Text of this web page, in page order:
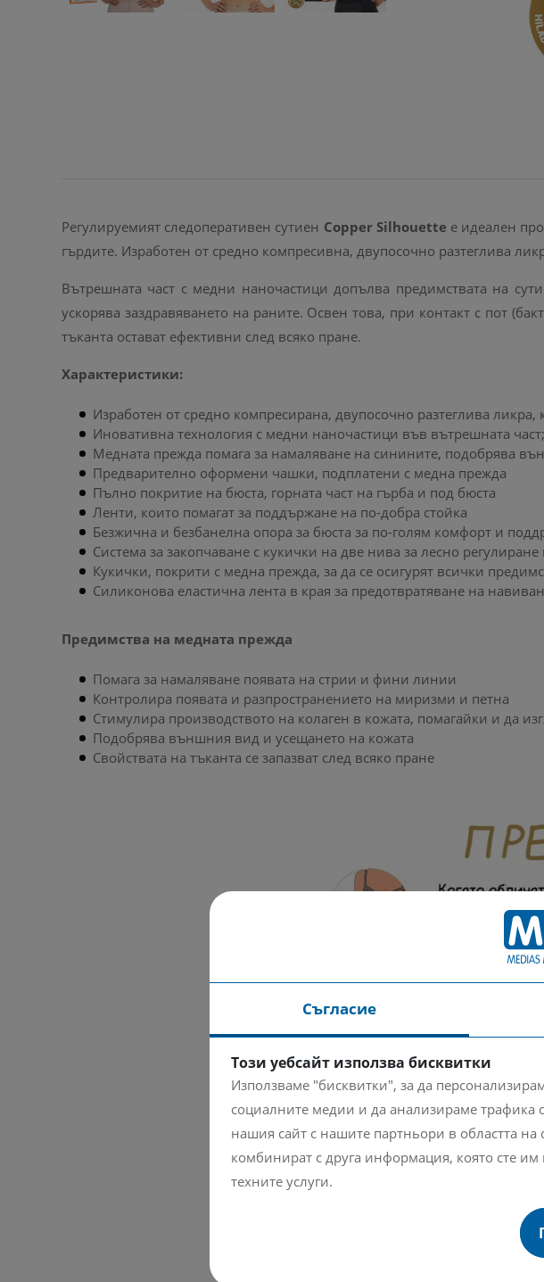
Регулируемият следоперативен сутиен Copper Silhouette е идеален
гърдите. Изработен от средно компресивна, двупосочно разтеглива
Вътрешната част с медни наночастици допълва предимствата на
ускорява заздравяването на раните. Освен това, при контакт с пот
тъканта остават ефективни след всяко пране.
Характеристики:
Изработен от средно компресирана, двупосочно разтеглива
Иновативна технология с медни наночастици във вътрешната
Медната прежда помага за намаляване на синините, подобрява
Предварително оформени чашки, подплатени с медна прежда
Пълно покритие на бюста, горната част на гърба и под бюста
Ленти, които помагат за поддържане на по-добра стойка
Безжична и безбанелна опора за бюста за по-голям комфорт и
Система за закопчаване с кукички на две нива за лесно регулиране
Кукички, покрити с медна прежда, за да се осигурят всички
Силиконова еластична лента в края за предотвратяване на
Предимства на медната прежда
Помага за намаляване появата на стрии и фини линии
Контролира появата и разпространението на миризми и петна
Стимулира производството на колаген в кожата, помагайки и да
Подобрява външния вид и усещането на кожата
Свойствата на тъканта се запазват след всяко пране
Съгласие
Този уебсайт използва бисквитки
Използваме "бисквитки", за да
социалните медии и да анализираме трафика
нашия сайт с нашите партньори в областта
комбинират с друга информация, която сте
техните услуги.